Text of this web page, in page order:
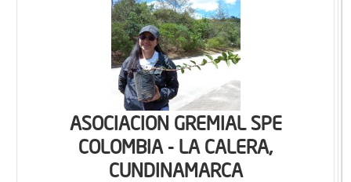
ASOCIACION GREMIAL SPE
COLOMBIA - LA CALERA,
CUNDINAMARCA